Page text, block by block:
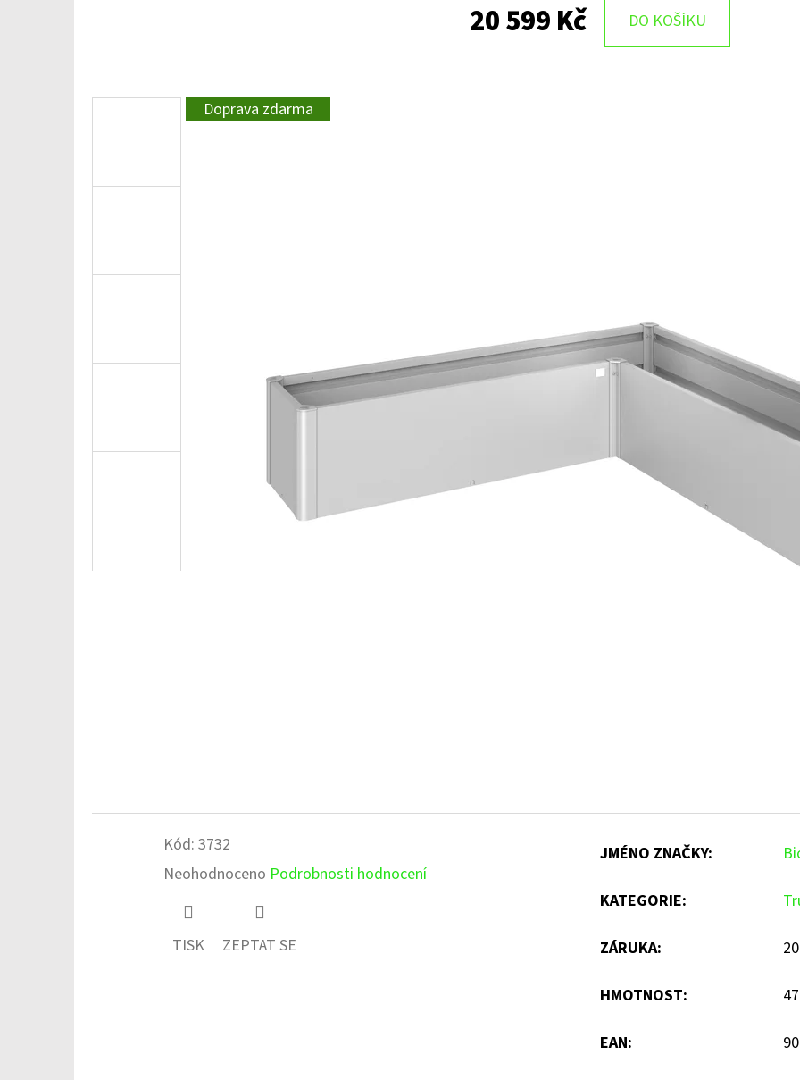
20 599 Kč DO KOŠÍKU
Doprava zdarma
Kód: 3732
Průměrné
hodnocení
Neohodnoceno Podrobnosti hodnocení
TISK ZEPTAT SE
JMÉNO ZNAČKY:
KATEGORIE:
ZÁRUKA:
HMOTNOST:
EAN: